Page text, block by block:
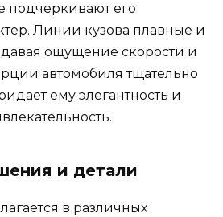
подчеркивают его
Линии кузова плавные и
ощущение скорости и
автомобиля тщательно
ему элегантность и
и детали
в различных